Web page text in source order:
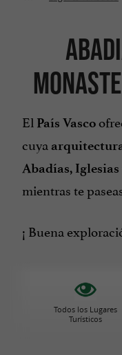
El País Vasco
cuya
Abadías,
mientras te
¡ Buena
Todos los Lugares
Turísticos